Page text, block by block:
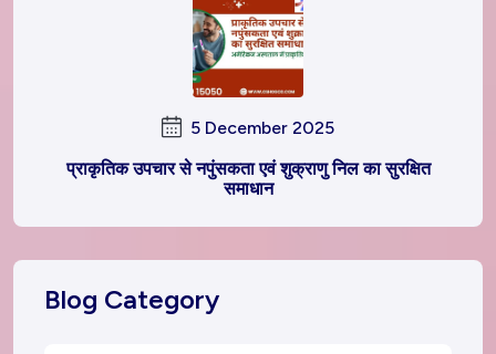
5 December 2025
प्राकृतिक उपचार से नपुंसकता एवं शुक्राणु निल का सुरक्षित
समाधान
Blog Category